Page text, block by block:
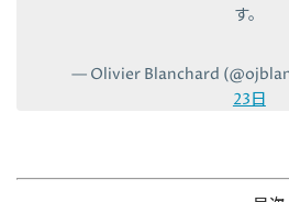
す。
— Olivier Blanchard
23日